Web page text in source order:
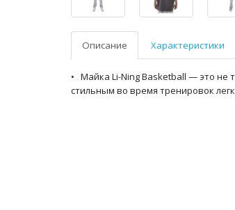
Описание Характеристики
• Майка Li-Ning Basketball — это не
стильным во время тренировок